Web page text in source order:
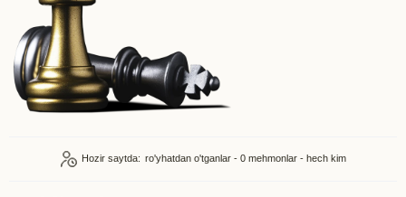
Hozir saytda: ro'yhatdan o'tganlar - 0 mehmonlar - hech kim